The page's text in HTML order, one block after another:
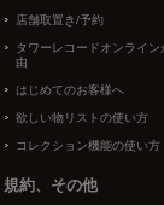
店舗取置き/予約
タワーレコードオンライン
由
はじめてのお客様へ
欲しい物リストの使い方
コレクション機能の使い方
規約、その他